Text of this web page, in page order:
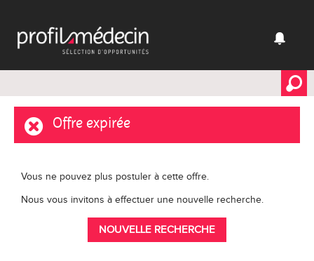
Offre expirée
Vous ne pouvez plus postuler à cette offre.
Nous vous invitons à effectuer une nouvelle recherche.
NOUVELLE RECHERCHE